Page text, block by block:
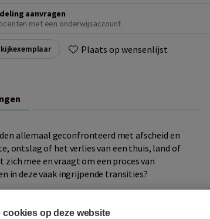
aanvragen
met een onderwijsaccount
Plaats op wensenlijst
allemaal geconfronteerd met afscheid en
ontslag of het verlies van een thuis, land of
mee en vraagt om een proces van
in deze vaak ingrijpende transities?
praktische benadering om cliënten te
hierbij staat de Transitiecirkel, een
cookies op deze website